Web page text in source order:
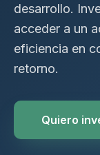
desarrollo.
acceder a un
eficiencia en
retorno.
Quiero